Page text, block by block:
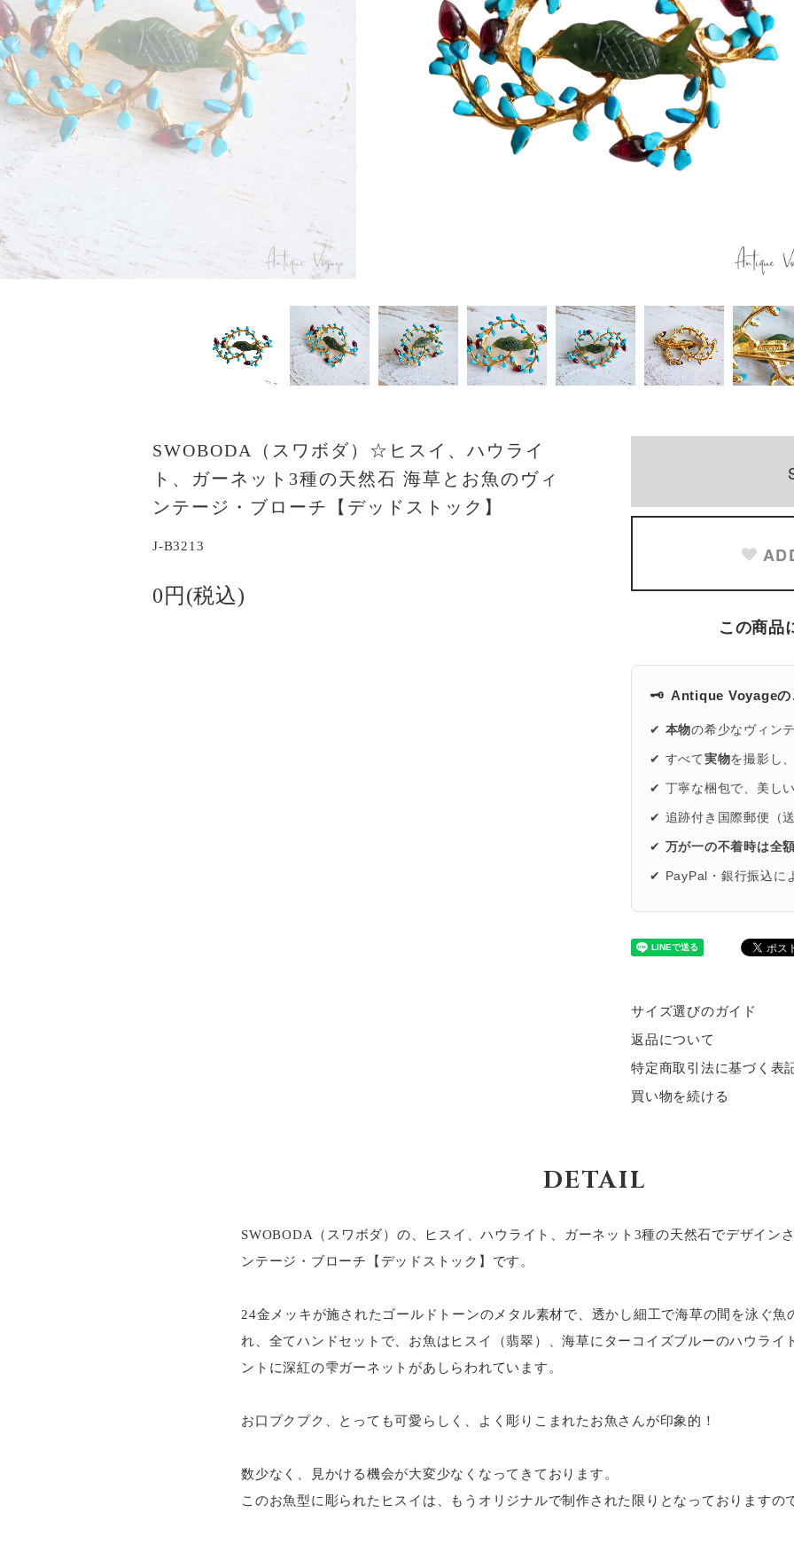
SWOBODA（スワボダ）☆ヒスイ、ハウライ
ト、ガーネット3種の天然石 海草とお魚のヴィ
ンテージ・ブローチ【デッドストック】
J-B3213
0円(税込)
この商品
🗝️ Antique Voyageの
✔ 本物の希少なヴィン
✔ すべて 実物を撮影し
✔ 丁寧な梱包で、美し
✔ 追跡付き国際郵便（
✔ 万が一の不着時は全
✔ PayPal・銀行振込に
サイズ選びのガイド
返品について
特定商取引法に基づく表
買い物を続ける
DETAIL
SWOBODA（スワボダ）の、ヒスイ、ハウライト、ガーネット3種の天然石でデザイン
ンテージ・ブローチ【デッドストック】です。
24金メッキが施されたゴールドトーンのメタル素材で、透かし細工で海草の間を泳ぐ魚
れ、全てハンドセットで、お魚はヒスイ（翡翠）、海草にターコイズブルーのハウライ
ントに深紅の雫ガーネットがあしらわれています。
お口プクプク、とっても可愛らしく、よく彫りこまれたお魚さんが印象的！
数少なく、見かける機会が大変少なくなってきております。
このお魚型に彫られたヒスイは、もうオリジナルで制作された限りとなっておりますの